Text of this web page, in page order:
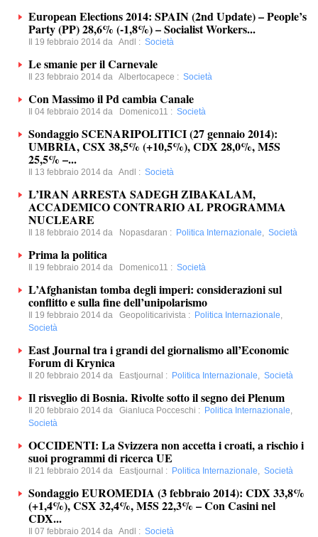
European Elections 2014: SPAIN (2nd Update) – People’s
Party (PP) 28,6% (-1,8%) – Socialist Workers...
Il 19 febbraio 2014 da Andl : Società
Le smanie per il Carnevale
Il 23 febbraio 2014 da Albertocapece : Società
Con Massimo il Pd cambia Canale
Il 04 febbraio 2014 da Domenico11 : Società
Sondaggio SCENARIPOLITICI (27 gennaio 2014):
UMBRIA, CSX 38,5% (+10,5%), CDX 28,0%, M5S
25,5% –...
Il 13 febbraio 2014 da Andl : Società
L’IRAN ARRESTA SADEGH ZIBAKALAM,
ACCADEMICO CONTRARIO AL PROGRAMMA
NUCLEARE
Il 18 febbraio 2014 da Nopasdaran : Politica Internazionale, Società
Prima la politica
Il 19 febbraio 2014 da Domenico11 : Società
L’Afghanistan tomba degli imperi: considerazioni sul
conflitto e sulla fine dell’unipolarismo
Il 19 febbraio 2014 da Geopoliticarivista : Politica Internazionale,
Società
East Journal tra i grandi del giornalismo all’Economic
Forum di Krynica
Il 20 febbraio 2014 da Eastjournal : Politica Internazionale, Società
Il risveglio di Bosnia. Rivolte sotto il segno dei Plenum
Il 20 febbraio 2014 da Gianluca Pocceschi : Politica Internazionale,
Società
OCCIDENTI: La Svizzera non accetta i croati, a rischio i
suoi programmi di ricerca UE
Il 21 febbraio 2014 da Eastjournal : Politica Internazionale, Società
Sondaggio EUROMEDIA (3 febbraio 2014): CDX 33,8%
(+1,4%), CSX 32,4%, M5S 22,3% – Con Casini nel
CDX...
Il 07 febbraio 2014 da Andl : Società